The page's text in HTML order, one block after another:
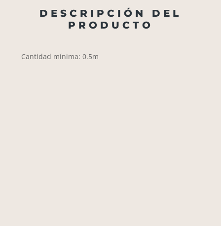
DESCRIPCIÓN DEL
PRODUCTO
Cantidad mínima: 0.5m